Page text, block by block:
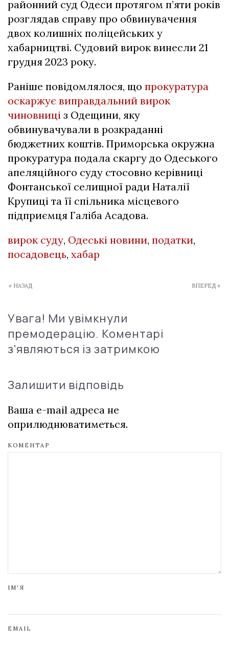
районний суд Одеси протягом п’яти років
розглядав справу про обвинувачення
двох колишніх поліцейських у
хабарництві. Судовий вирок винесли 21
грудня 2023 року.
Раніше повідомлялося, що прокуратура
оскаржує виправдальний вирок
чиновниці з Одещини, яку
обвинувачували в розкраданні
бюджетних коштів. Приморська окружна
прокуратура подала скаргу до Одеського
апеляційного суду стосовно керівниці
Фонтанської селищної ради Наталії
Крупиці та її спільника місцевого
підприємця Галіба Асадова.
вирок суду, Одеські новини, податки,
посадовець, хабар
« НАЗАД ВПЕРЕД »
Увага! Ми увімкнули
премодерацію. Коментарі
з'являються із затримкою
Залишити відповідь
Ваша e-mail адреса не
оприлюднюватиметься.
КОМЕНТАР
ІМ'Я
EMAIL